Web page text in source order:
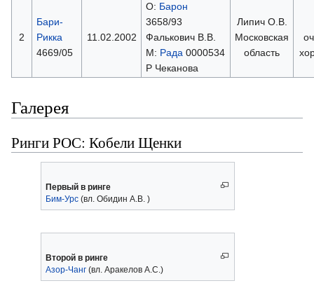
2
Бари-
Рикка
4669/05
11.02.2002
О: Барон
3658/93
Фалькович В.В.
М: Рада0000534
Р Чеканова
Липич О.В.
Московская
область
Галерея
Ринги РОС: Кобели Щенки
Первый в ринге
Бим-Урс (вл. Обидин А.В. )
Второй в ринге
Азор-Чанг (вл. Аракелов А.С.)